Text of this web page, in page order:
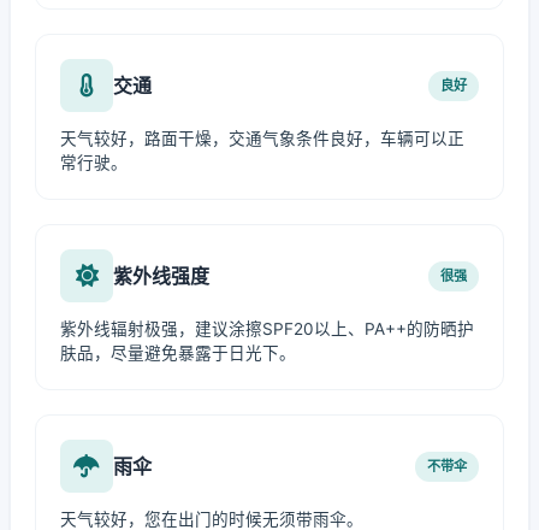
交通 良好
天气较好，路面干燥，交通气象条件良好，车辆可以正
常行驶。
紫外线强度 很强
紫外线辐射极强，建议涂擦SPF20以上、PA++的防晒护
肤品，尽量避免暴露于日光下。
雨伞 不带伞
天气较好，您在出门的时候无须带雨伞。